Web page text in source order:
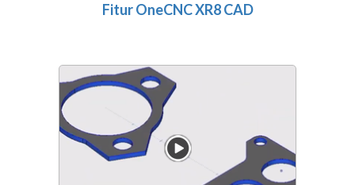
Fitur OneCNC XR8 CAD